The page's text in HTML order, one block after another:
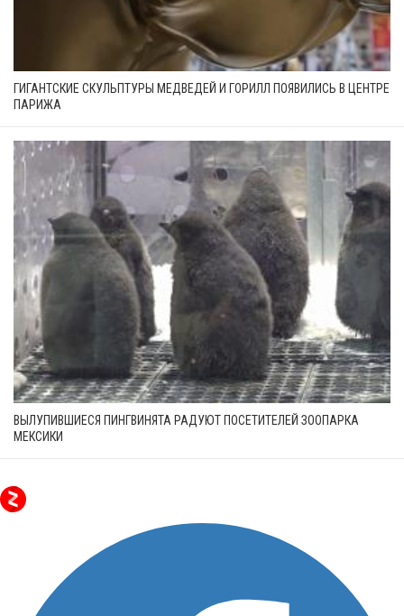
ГИГАНТСКИЕ СКУЛЬПТУРЫ МЕДВЕДЕЙ И ГОРИЛЛ ПОЯВИЛИСЬ В ЦЕНТРЕ
ПАРИЖА
ВЫЛУПИВШИЕСЯ ПИНГВИНЯТА РАДУЮТ ПОСЕТИТЕЛЕЙ ЗООПАРКА
МЕКСИКИ